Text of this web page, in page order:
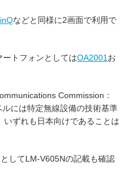
などと同様に2画面で利用で
トフォンとしてはOA2001 お
Commission：
には特定無線設備の技術基準
ずれも日本向けであることは
してLM-V605Nの記載も確認